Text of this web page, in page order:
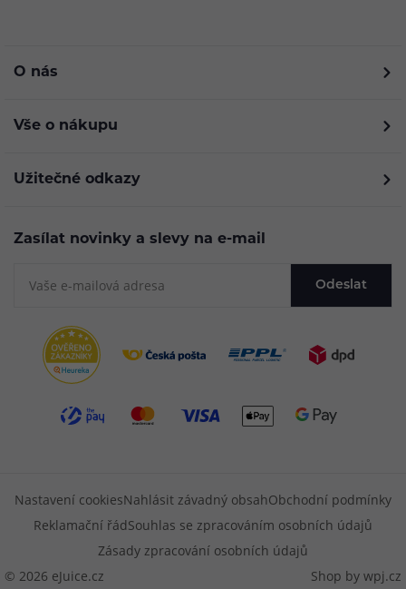
O nás
Vše o nákupu
Užitečné odkazy
Zasílat novinky a slevy na e-mail
Odeslat
© 2026 eJuice.cz
Nastavení cookiesNahlásit závadný obsahObchodní podmínky
Reklamační řádSouhlas se zpracováním osobních údajů
Zásady zpracování osobních údajů
Shop by wpj.cz